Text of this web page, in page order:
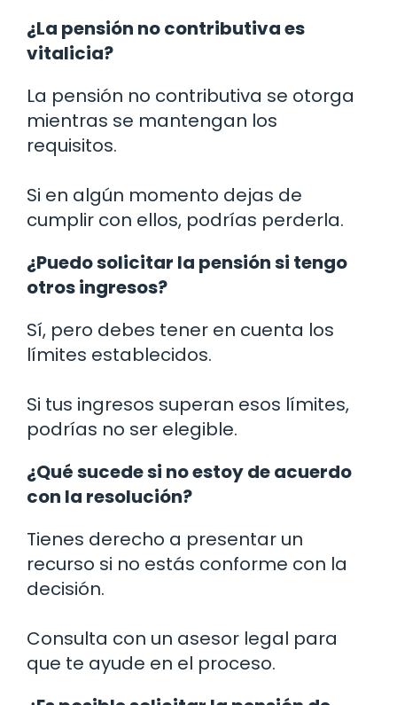
¿La pensión no contributiva es
vitalicia?
La pensión no contributiva se otorga
mientras se mantengan los
requisitos.
Si en algún momento dejas de
cumplir con ellos, podrías perderla.
¿Puedo solicitar la pensión si tengo
otros ingresos?
Sí, pero debes tener en cuenta los
límites establecidos.
Si tus ingresos superan esos límites,
podrías no ser elegible.
¿Qué sucede si no estoy de acuerdo
con la resolución?
Tienes derecho a presentar un
recurso si no estás conforme con la
decisión.
Consulta con un asesor legal para
que te ayude en el proceso.